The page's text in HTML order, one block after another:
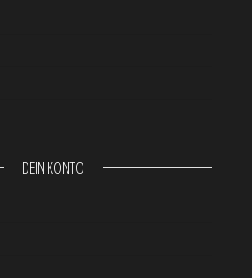
DEIN KONTO